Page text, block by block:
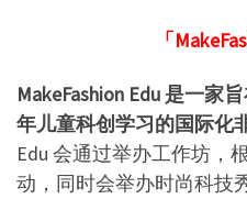
「
MakeFashion Edu 是一家
年儿童科创学习的国际化
Edu 会通过举办工作坊，
动，同时会举办时尚科技